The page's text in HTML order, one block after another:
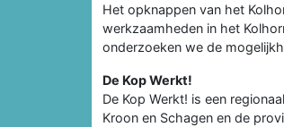
Het opknappen van het
werkzaamheden in het
onderzoeken we de
De Kop Werkt!
De Kop Werkt! is een
Kroon en Schagen en de